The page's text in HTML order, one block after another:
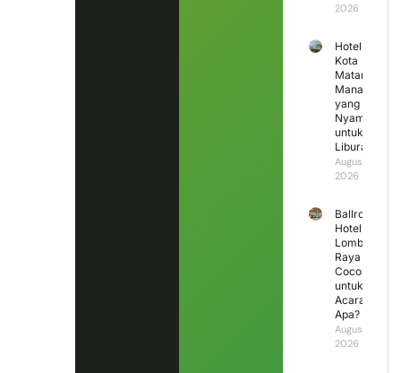
2026
Hotel di
Kota
Mataram
Mana
yang
Nyaman
untuk
Liburan?
August 4,
2026
Ballroom
Hotel
Lombok
Raya
Cocok
untuk
Acara
Apa?
August 3,
2026